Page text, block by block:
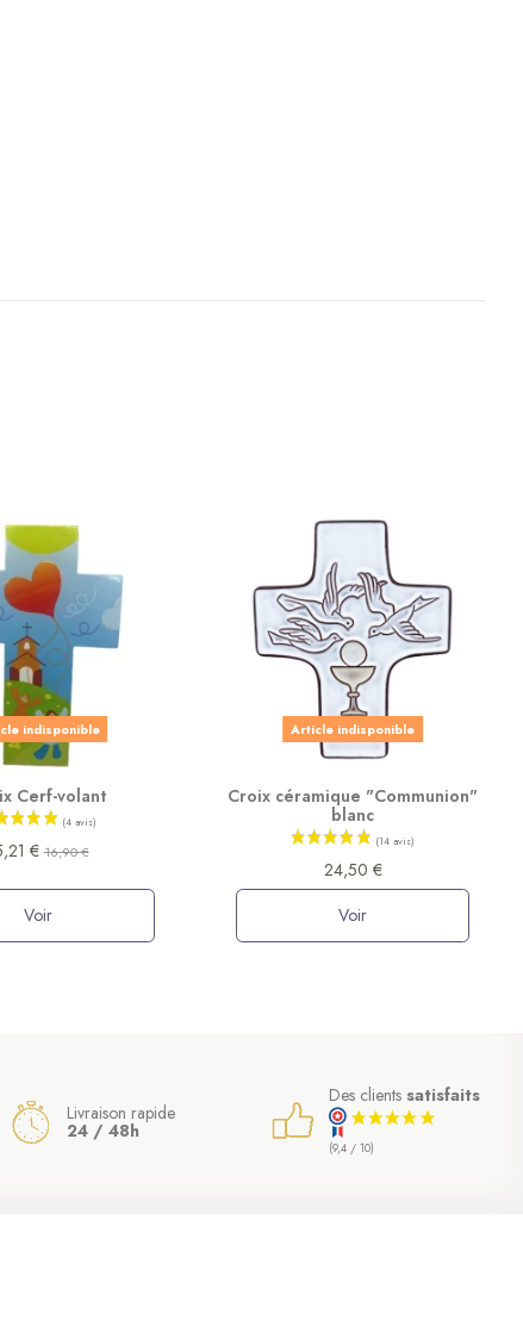
indisponible
Cerf-volant
€16,90 €
Voir
Article indisponible
Croix céramique "Communion"
blanc
24,50 €
Voir
Livraison rapide
24 / 48h
Des clients satisfaits
(9,4 / 10)